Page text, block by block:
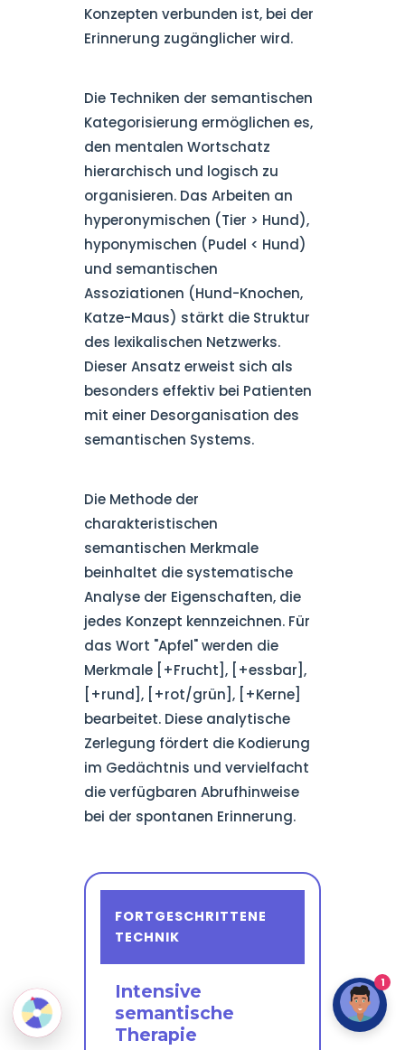
Konzepten verbunden ist, bei der
Erinnerung zugänglicher wird.
Die Techniken der semantischen
Kategorisierung ermöglichen es,
den mentalen Wortschatz
hierarchisch und logisch zu
organisieren. Das Arbeiten an
hyperonymischen (Tier > Hund),
hyponymischen (Pudel < Hund)
und semantischen
Assoziationen (Hund-Knochen,
Katze-Maus) stärkt die Struktur
des lexikalischen Netzwerks.
Dieser Ansatz erweist sich als
besonders effektiv bei Patienten
mit einer Desorganisation des
semantischen Systems.
Die Methode der
charakteristischen
semantischen Merkmale
beinhaltet die systematische
Analyse der Eigenschaften, die
jedes Konzept kennzeichnen. Für
das Wort "Apfel" werden die
Merkmale [+Frucht], [+essbar],
[+rund], [+rot/grün], [+Kerne]
bearbeitet. Diese analytische
Zerlegung fördert die Kodierung
im Gedächtnis und vervielfacht
die verfügbaren Abrufhinweise
bei der spontanen Erinnerung.
FORTGESCHRITTENE
TECHNIK
Intensive
semantische
Therapie
1